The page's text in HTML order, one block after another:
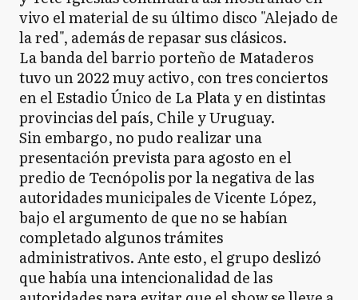
vivo el material de su último disco "Alejado de
la red", además de repasar sus clásicos.
La banda del barrio porteño de Mataderos
tuvo un 2022 muy activo, con tres conciertos
en el Estadio Único de La Plata y en distintas
provincias del país, Chile y Uruguay.
Sin embargo, no pudo realizar una
presentación prevista para agosto en el
predio de Tecnópolis por la negativa de las
autoridades municipales de Vicente López,
bajo el argumento de que no se habían
completado algunos trámites
administrativos. Ante esto, el grupo deslizó
que había una intencionalidad de las